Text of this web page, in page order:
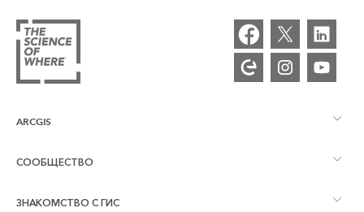
ARCGIS
Обзор ArcGIS
СООБЩЕСТВО
Сообщества и форумы
ЗНАКОМСТВО С ГИС